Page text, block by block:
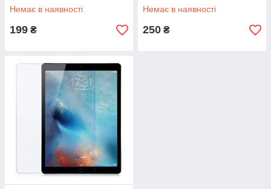
Немає в наявності
199 ₴
Немає в наявності
250 ₴